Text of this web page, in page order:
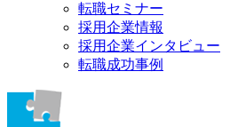
転職セミナー
採用企業情報
採用企業インタビュー
転職成功事例